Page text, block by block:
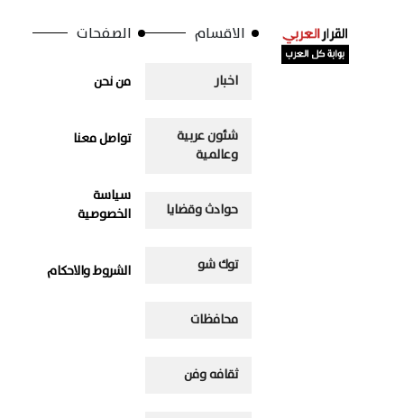
الاقسام
اخبار
شئون عربية
وعالمية
حوادث وقضايا
توك شو
محافظات
ثقافه وفن
الصفحات
من نحن
تواصل معنا
سياسة
الخصوصية
الشروط والاحكام